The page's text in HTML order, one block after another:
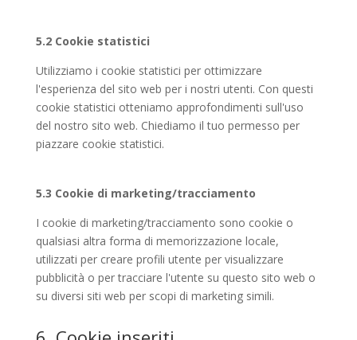
5.2 Cookie statistici
Utilizziamo i cookie statistici per ottimizzare
l'esperienza del sito web per i nostri utenti. Con questi
cookie statistici otteniamo approfondimenti sull'uso
del nostro sito web. Chiediamo il tuo permesso per
piazzare cookie statistici.
5.3 Cookie di marketing/tracciamento
I cookie di marketing/tracciamento sono cookie o
qualsiasi altra forma di memorizzazione locale,
utilizzati per creare profili utente per visualizzare
pubblicità o per tracciare l'utente su questo sito web o
su diversi siti web per scopi di marketing simili.